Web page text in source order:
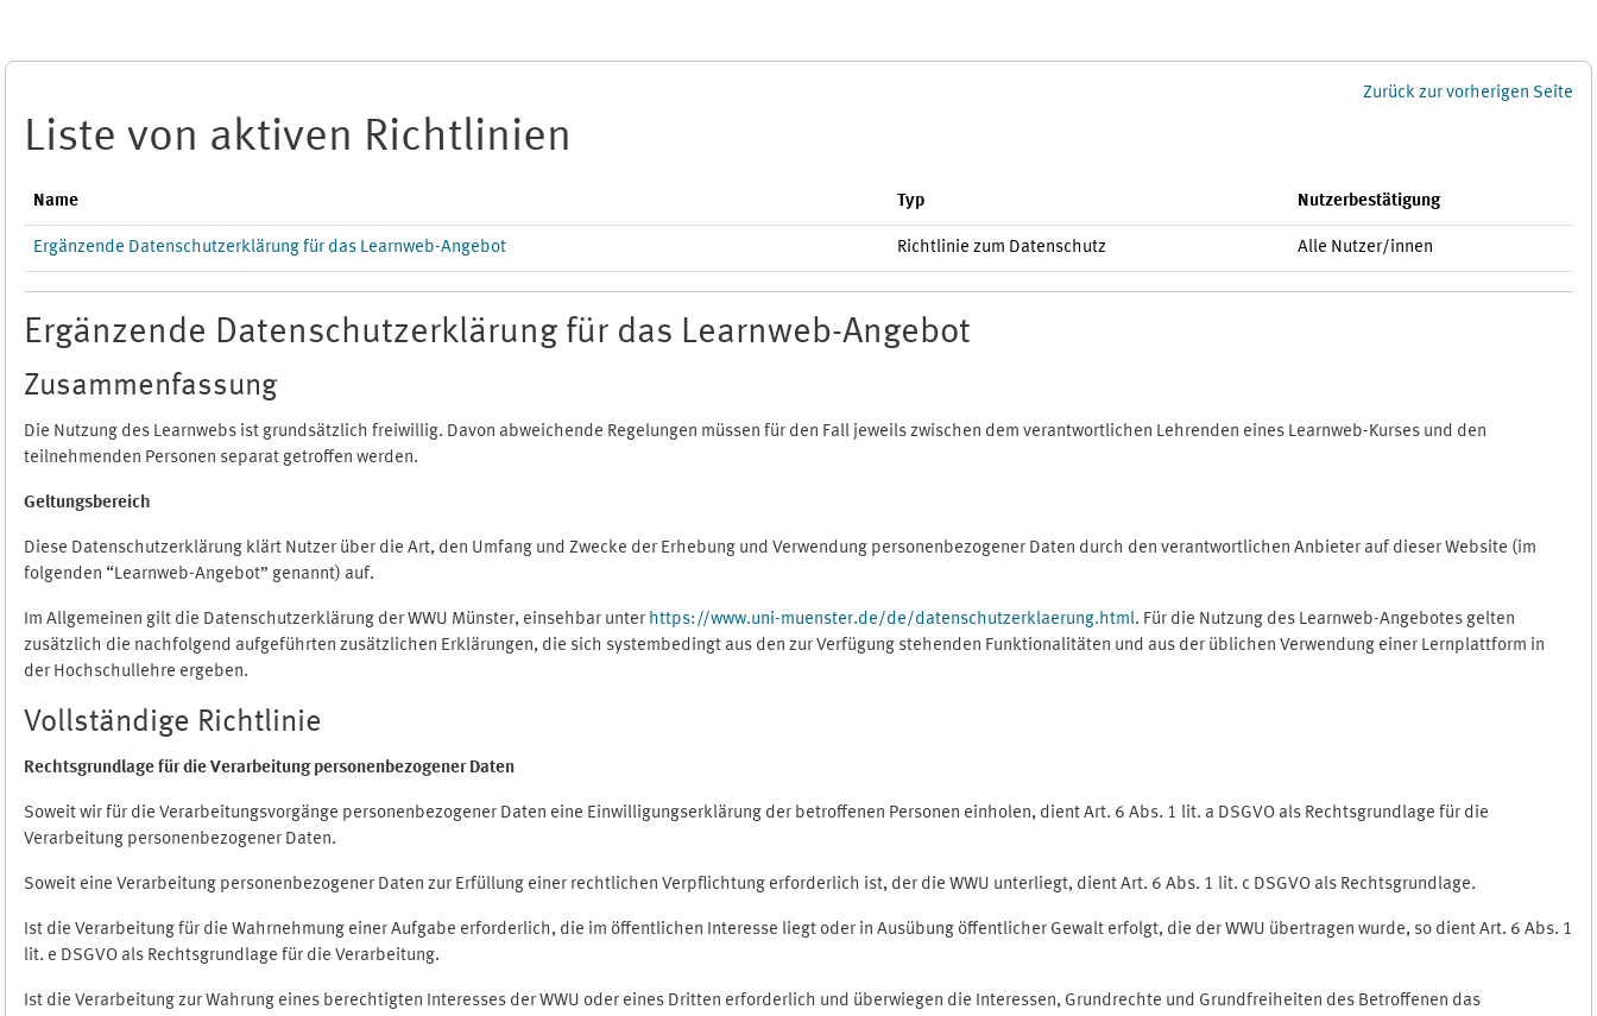
Zurück zur vorherigen Seite
Liste von aktiven Richtlinien
Name Typ Nutzerbestätigung
Ergänzende Datenschutzerklärung für das Learnweb-Angebot Richtlinie zum Datenschutz Alle Nutzer/innen
Ergänzende Datenschutzerklärung für das Learnweb-Angebot
Zusammenfassung
Die Nutzung des Learnwebs ist grundsätzlich freiwillig. Davon abweichende Regelungen müssen für den Fall jeweils zwischen dem verantwortlichen Lehrenden eines Learnweb-Kurses und den
teilnehmenden Personen separat getroffen werden.
Geltungsbereich
Diese Datenschutzerklärung klärt Nutzer über die Art, den Umfang und Zwecke der Erhebung und Verwendung personenbezogener Daten durch den verantwortlichen Anbieter auf dieser Website (im
folgenden “Learnweb-Angebot” genannt) auf.
Im Allgemeinen gilt die Datenschutzerklärung der WWU Münster, einsehbar unter https://www.uni-muenster.de/de/datenschutzerklaerung.html. Für die Nutzung des Learnweb-Angebotes gelten
zusätzlich die nachfolgend aufgeführten zusätzlichen Erklärungen, die sich systembedingt aus den zur Verfügung stehenden Funktionalitäten und aus der üblichen Verwendung einer Lernplattform in
der Hochschullehre ergeben.
Vollständige Richtlinie
Rechtsgrundlage für die Verarbeitung personenbezogener Daten
Soweit wir für die Verarbeitungsvorgänge personenbezogener Daten eine Einwilligungserklärung der betroffenen Personen einholen, dient Art. 6 Abs. 1 lit. a DSGVO als Rechtsgrundlage für die
Verarbeitung personenbezogener Daten.
Soweit eine Verarbeitung personenbezogener Daten zur Erfüllung einer rechtlichen Verpflichtung erforderlich ist, der die WWU unterliegt, dient Art. 6 Abs. 1 lit. c DSGVO als Rechtsgrundlage.
Ist die Verarbeitung für die Wahrnehmung einer Aufgabe erforderlich, die im öffentlichen Interesse liegt oder in Ausübung öffentlicher Gewalt erfolgt, die der WWU übertragen wurde, so dient Art. 6 Abs. 1
lit. e DSGVO als Rechtsgrundlage für die Verarbeitung.
Ist die Verarbeitung zur Wahrung eines berechtigten Interesses der WWU oder eines Dritten erforderlich und überwiegen die Interessen, Grundrechte und Grundfreiheiten des Betroffenen das